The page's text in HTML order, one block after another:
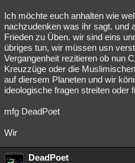
Ich möchte euch anhalten wie
nachzudenken was ihr sagt. und
Frieden zu Üben. wir sind eins
übriges tun, wir müssen usn
Vergangenheit rezitieren ob nun
Kreuzzüge oder die
auf diersem Planeten und wir
ideologische fragen streiten oder
mfg DeadPoet
Wir
DeadPoet